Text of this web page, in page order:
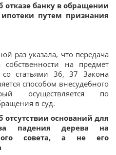
отказе банку в обращении
путем признания
раз указала, что передача
собственности на предмет
со статьями 36, 37 Закона
способом внесудебного
осуществляется по
в суд.
отсутствии оснований для
падения дерева на
совета, а не его